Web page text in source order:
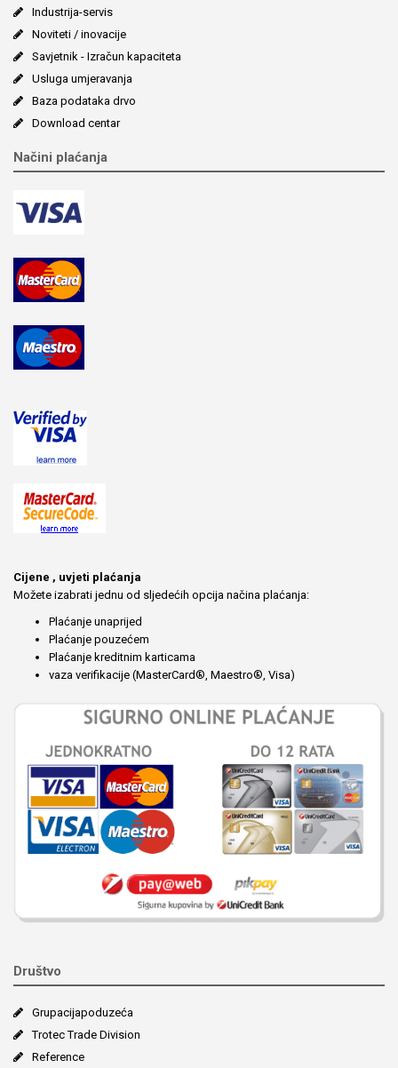
Industrija-servis
Noviteti / inovacije
Savjetnik - Izračun kapaciteta
Usluga umjeravanja
Baza podataka drvo
Download centar
Načini plaćanja
Cijene , uvjeti plaćanja
Možete izabrati jednu od sljedećih opcija načina plaćanja:
Plaćanje unaprijed
Plaćanje pouzećem
Plaćanje kreditnim karticama
vaza verifikacije (MasterCard®, Maestro®, Visa)
Društvo
Grupacija­poduzeća
Trotec Trade Division
Reference